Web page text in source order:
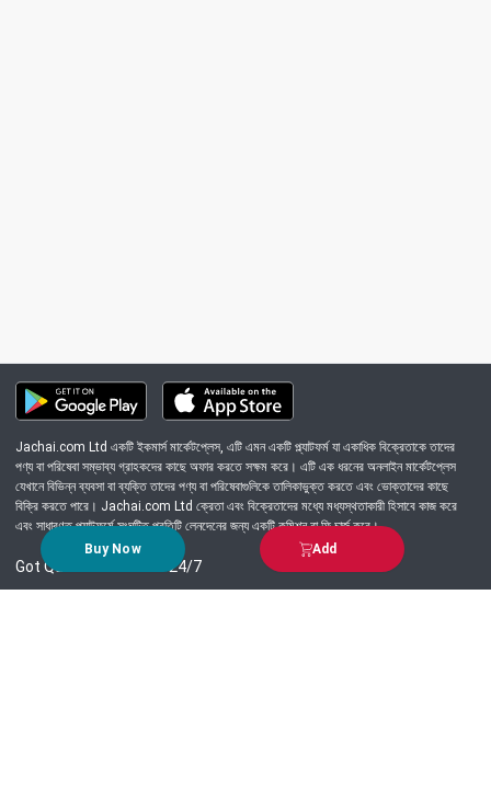
Buy Now Add
Jachai.com Ltd একটি ইকমার্স মার্কেটপ্লেস, এটি এমন একটি প্ল্যাটফর্ম যা একাধিক বিক্রেতাকে তাদের
পণ্য বা পরিষেবা সম্ভাব্য গ্রাহকদের কাছে অফার করতে সক্ষম করে। এটি এক ধরনের অনলাইন মার্কেটপ্লেস
যেখানে বিভিন্ন ব্যবসা বা ব্যক্তি তাদের পণ্য বা পরিষেবাগুলিকে তালিকাভুক্ত করতে এবং ভোক্তাদের কাছে
বিক্রি করতে পারে। Jachai.com Ltd ক্রেতা এবং বিক্রেতাদের মধ্যে মধ্যস্থতাকারী হিসাবে কাজ করে
এবং সাধারণত প্ল্যাটফর্মে সংঘটিত প্রতিটি লেনদেনের জন্য একটি কমিশন বা ফি চার্জ করে।
Got Question? Call us 24/7